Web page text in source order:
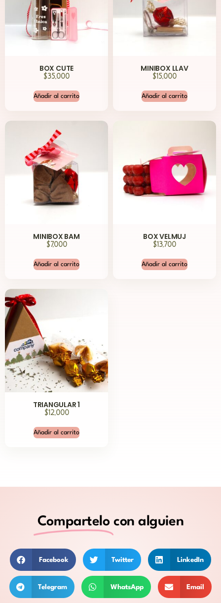
BOX CUTE
$35,000
Añadir al carrito
MINIBOX LLAV
$15,000
Añadir al carrito
MINIBOX BAM
$ 7,000
Añadir al carrito
BOX VELMUJ
$13,700
Añadir al carrito
TRIANGULAR 1
$12,000
Añadir al carrito
Compartelo con alguien
Facebook Twitter LinkedIn
Telegram WhatsApp Email